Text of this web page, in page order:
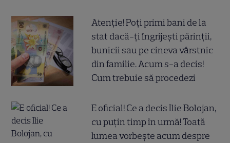
Atenție! Poți primi bani de la
stat dacă-ți îngrijești părinții,
bunicii sau pe cineva vârstnic
din familie. Acum s-a decis!
Cum trebuie să procedezi
E oficial! Ce a decis Ilie Bolojan,
cu puțin timp în urmă! Toată
lumea vorbește acum despre